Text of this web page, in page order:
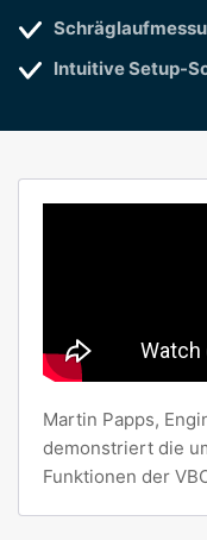
Intuitive Setup-
Martin Papps,
demonstriert die
Funktionen der